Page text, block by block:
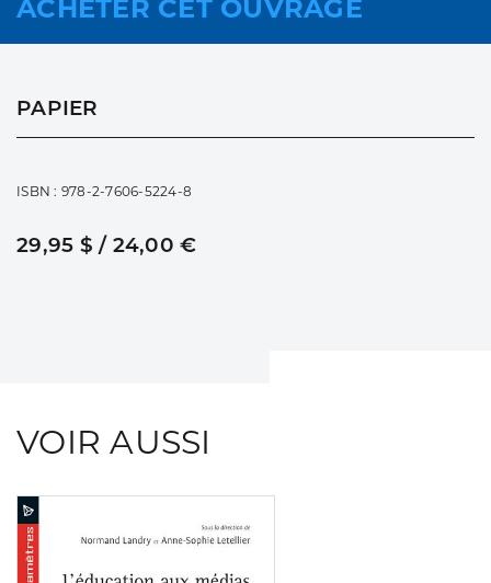
ACHETER CET OUVRAGE
PAPIER
ISBN : 978-2-7606-5224-8
29,95 $ / 24,00 €
VOIR AUSSI